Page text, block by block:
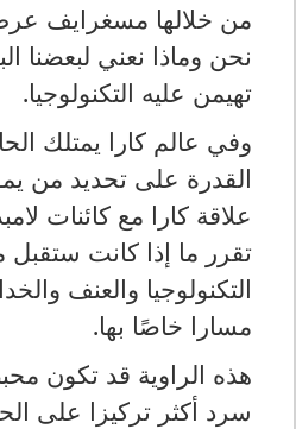
من خلالها مسغرايف
نحن وماذا نعني
تهيمن عليه التكنولوجيا.
وفي عالم كارا يمتلك
القدرة على تحديد من
علاقة كارا مع كائنات
تقرر ما إذا كانت
التكنولوجيا والعنف
مسارا خاصًا بها.
هذه الراوية قد تكون
سرد أكثر تركيزا على